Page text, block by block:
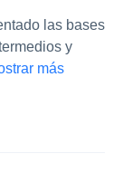
las bases
y
más